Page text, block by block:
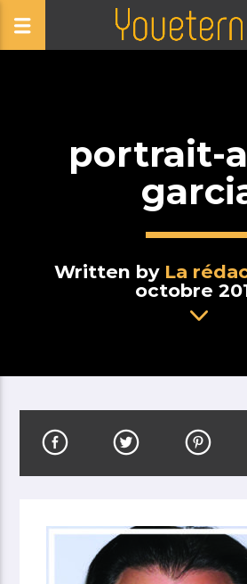
portrait-
Written by La
octobre